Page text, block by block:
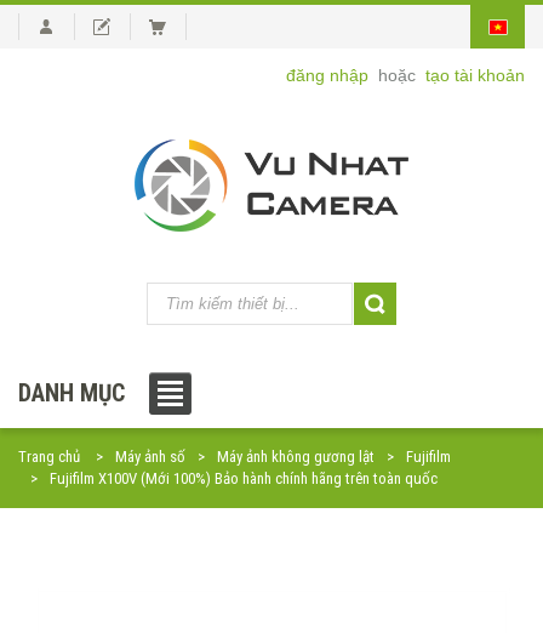
đăng nhập hoặc tạo tài khoản
DANH MỤC
Trang chủ Máy ảnh số Máy ảnh không gương lật
Fujifilm
Fujifilm X100V (Mới 100%) Bảo hành chính hãng trên toàn quốc